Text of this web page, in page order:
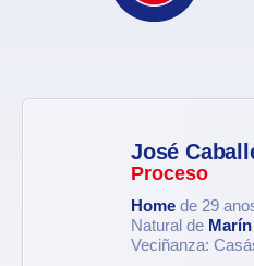
José
Proceso
Home de 29
Natural de Marín
Veciñanza: